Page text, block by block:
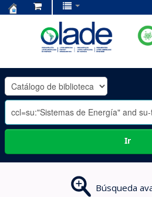
OLADE
-
Ir
Búsqueda